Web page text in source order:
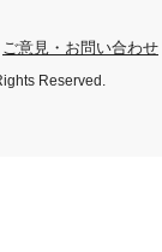
ご意見・お問い合わせ
Reserved.